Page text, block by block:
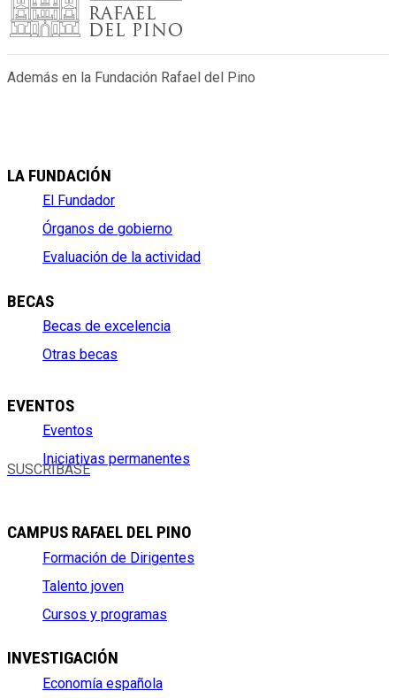
Además en la Fundación Rafael del Pino
LA FUNDACIÓN
El Fundador
Órganos de gobierno
Evaluación de la actividad
BECAS
Becas de excelencia
Otras becas
EVENTOS
Eventos
Iniciativas permanentes
SUSCRÍBASE
CAMPUS RAFAEL DEL PINO
Formación de Dirigentes
Talento joven
Cursos y programas
INVESTIGACIÓN
Economía española